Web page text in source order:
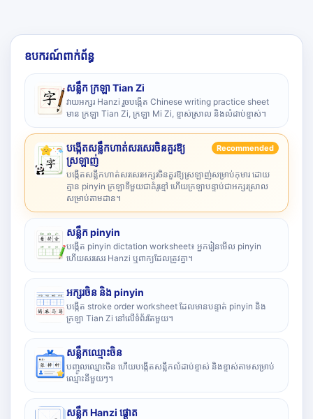
ឧបករណ៍ពាក់ព័ន្ធ
សន្លឹក ក្រឡា Tian Zi
វាយអក្សរ Hanzi រួចបង្កើត Chinese writing practice sheet
មាន ក្រឡា Tian Zi, ក្រឡា Mi Zi, ខ្ទាស់ស្រាល និងលំដាប់ខ្ទាស់។
បង្កើតសន្លឹកហាត់សរសេរចិនគួរឱ្យ
ស្រឡាញ់
Recommended
បង្កើតសន្លឹកហាត់សរសេរអក្សរចិនគួរឱ្យស្រឡាញ់សម្រាប់កុមារ ដោយ
គ្មាន pinyin ក្រឡាទីមួយជាគំរូខ្មៅ ហើយក្រឡាបន្ទាប់ជាអក្សរស្រាល
សម្រាប់តាមដាន។
សន្លឹក pinyin
បង្កើត pinyin dictation worksheet៖ អ្នករៀនមើល pinyin
ហើយសរសេរ Hanzi ឬពាក្យដែលត្រូវគ្នា។
អក្សរចិន និង pinyin
បង្កើត stroke order worksheet ដែលមានបន្ទាត់ pinyin និង
ក្រឡា Tian Zi នៅលើទំព័រតែមួយ។
សន្លឹកឈ្មោះចិន
បញ្ចូលឈ្មោះចិន ហើយបង្កើតសន្លឹកលំដាប់ខ្ទាស់ និងខ្ទាស់តាមសម្រាប់
ឈ្មោះនីមួយៗ។
សន្លឹក Hanzi ផ្តោត